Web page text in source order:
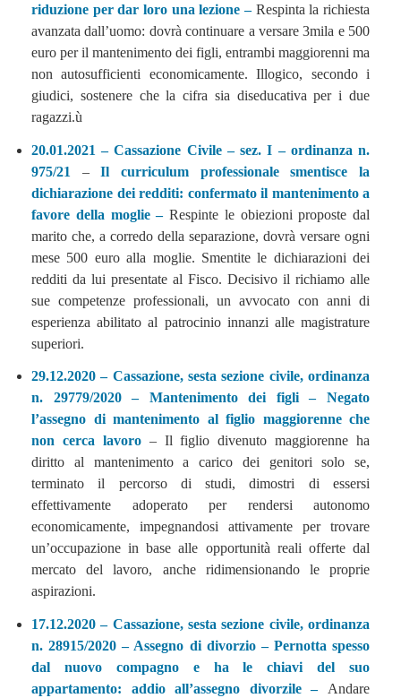
riduzione per dar loro una lezione – Respinta la richiesta
avanzata dall’uomo: dovrà continuare a versare 3mila e 500
euro per il mantenimento dei figli, entrambi maggiorenni ma
non autosufficienti economicamente. Illogico, secondo i
giudici, sostenere che la cifra sia diseducativa per i due
ragazzi.ù
20.01.2021 – Cassazione Civile – sez. I – ordinanza n.
975/21
–Il curriculum professionale smentisce la
dichiarazione dei redditi: confermato il mantenimento a
favore della moglie – Respinte le obiezioni proposte dal
marito che, a corredo della separazione, dovrà versare ogni
mese 500 euro alla moglie. Smentite le dichiarazioni dei
redditi da lui presentate al Fisco. Decisivo il richiamo alle
sue competenze professionali, un avvocato con anni di
esperienza abilitato al patrocinio innanzi alle magistrature
superiori.
29.12.2020 – Cassazione, sesta sezione civile, ordinanza
n. 29779/2020 – Mantenimento dei figli – Negato
l’assegno di mantenimento al figlio maggiorenne che
non cerca lavoro– Il figlio divenuto maggiorenne ha
diritto al mantenimento a carico dei genitori solo se,
terminato il percorso di studi, dimostri di essersi
effettivamente adoperato per rendersi autonomo
economicamente, impegnandosi attivamente per trovare
un’occupazione in base alle opportunità reali offerte dal
mercato del lavoro, anche ridimensionando le proprie
aspirazioni.
17.12.2020 – Cassazione, sesta sezione civile, ordinanza
n. 28915/2020 – Assegno di divorzio – Pernotta spesso
dal nuovo compagno e ha le chiavi del suo
appartamento: addio all’assegno divorzile – Andare